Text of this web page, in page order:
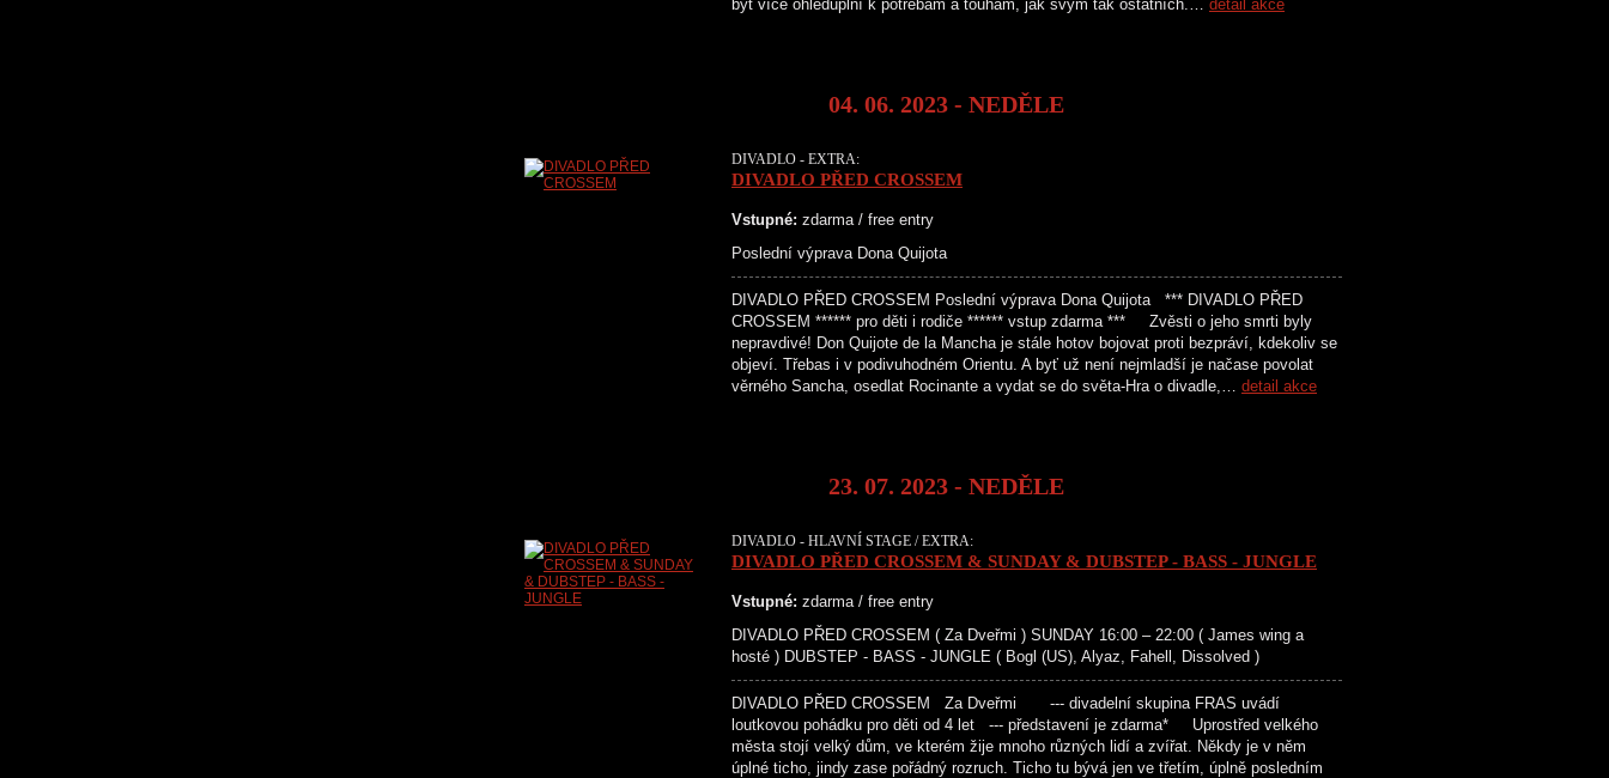
být více ohleduplní k potřebám a touhám, jak svým tak ostatních.… detail akce
04. 06. 2023 - NEDĚLE
DIVADLO - EXTRA:
DIVADLO PŘED CROSSEM
Vstupné: zdarma / free entry
Poslední výprava Dona Quijota
DIVADLO PŘED CROSSEM Poslední výprava Dona Quijota *** DIVADLO PŘED
CROSSEM ****** pro děti i rodiče ****** vstup zdarma *** Zvěsti o jeho smrti byly
nepravdivé! Don Quijote de la Mancha je stále hotov bojovat proti bezpráví, kdekoliv se
objeví. Třebas i v podivuhodném Orientu. A byť už není nejmladší je načase povolat
věrného Sancha, osedlat Rocinante a vydat se do světa-Hra o divadle,… detail akce
23. 07. 2023 - NEDĚLE
DIVADLO - HLAVNÍ STAGE / EXTRA:
DIVADLO PŘED CROSSEM & SUNDAY & DUBSTEP - BASS - JUNGLE
Vstupné: zdarma / free entry
DIVADLO PŘED CROSSEM ( Za Dveřmi ) SUNDAY 16:00 – 22:00 ( James wing a
hosté ) DUBSTEP - BASS - JUNGLE ( Bogl (US), Alyaz, Fahell, Dissolved )
DIVADLO PŘED CROSSEM Za Dveřmi --- divadelní skupina FRAS uvádí
loutkovou pohádku pro děti od 4 let --- představení je zdarma* Uprostřed velkého
města stojí velký dům, ve kterém žije mnoho různých lidí a zvířat. Někdy je v něm
úplné ticho, jindy zase pořádný rozruch. Ticho tu bývá jen ve třetím, úplně posledním